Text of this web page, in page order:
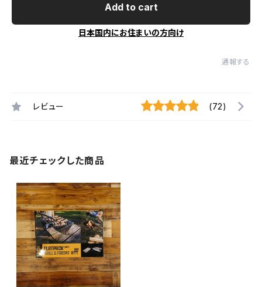
Add to cart
日本国内にお住まいの方向け
通報する
レビュー (72)
最近チェックした商品